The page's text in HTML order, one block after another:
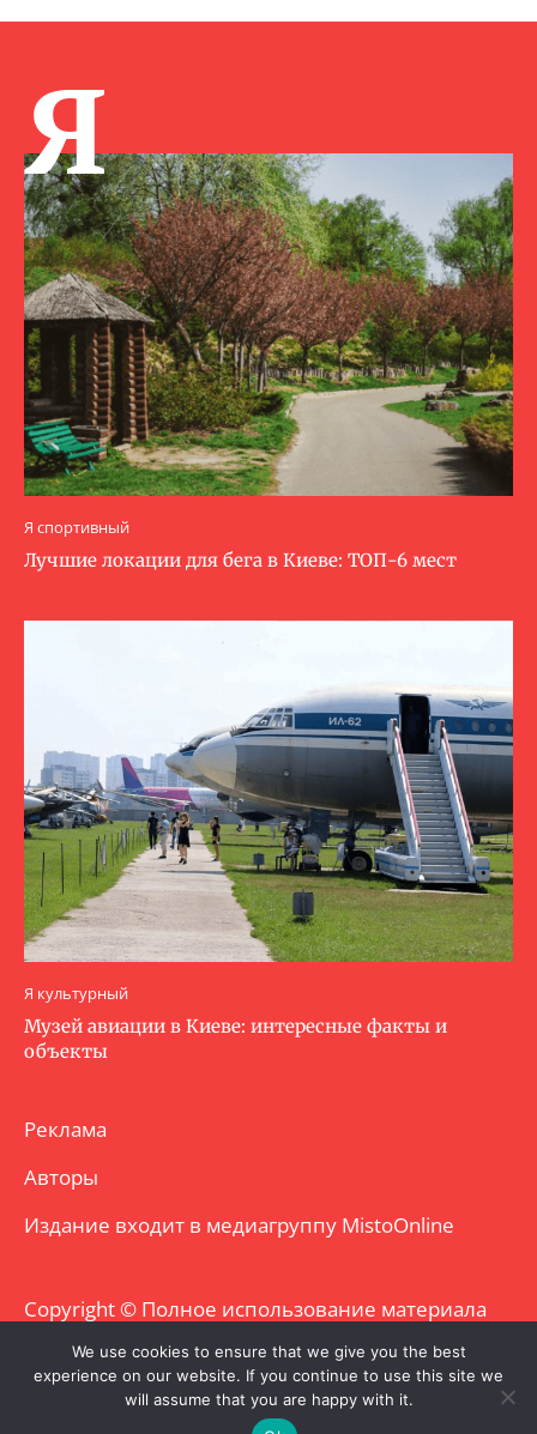
Я
Я спортивный
Лучшие локации для бега в Киеве: ТОП-6 мест
Я культурный
Музей авиации в Киеве: интересные факты и
объекты
Реклама
Авторы
Издание входит в медиагруппу MistoOnline
Copyright © Полное использование материала
запрещено. Частично разрешено с
гиперссылкой.
We use cookies to ensure that we give you the best
experience on our website. If you continue to use this site we
will assume that you are happy with it.